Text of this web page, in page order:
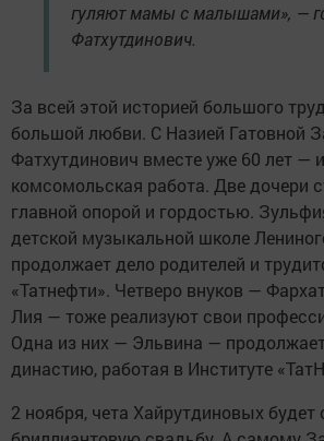
гуляют мамы с малышами», —
Фатхутдинович.
За всей этой историей большого
большой любви. С Назией Гатовной
Фатхутдинович вместе уже 60 лет —
комсомольская работа. Две дочери
главной опорой и гордостью.
детской музыкальной школе
продолжает дело родителей и
«Татнефти». Четверо внуков —
Лия — тоже реализуют свои
Одна из них — Эльвина —
династию, работая в Институте
2 ноября, чета Хайрутдиновых будет